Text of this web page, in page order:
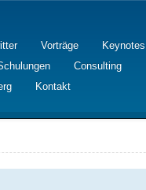
Vorträge Keynotes
Consulting
Kontakt